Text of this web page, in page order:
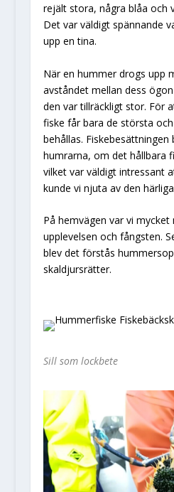
rejält stora, några blåa och
Det var väldigt spännande
upp en tina.
När en hummer drogs upp
avståndet mellan dess
den var tillräckligt stor. För
fiske får bara de största
behållas.
humrarna, om det hållbara
vilket var väldigt intressant
kunde vi njuta av den
På hemvägen var vi mycket
upplevelsen och fångsten.
blev det förstås
skaldjursrätter.
Sill som lockbete